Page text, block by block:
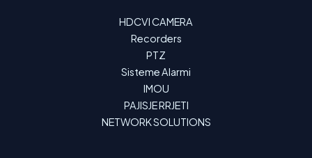
HDCVI CAMERA
Recorders
PTZ
Sisteme Alarmi
IMOU
PAJISJE RRJETI
NETWORK SOLUTIONS